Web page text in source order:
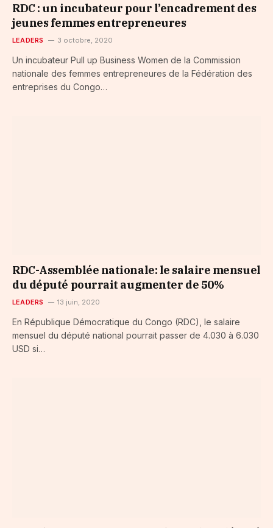
RDC : un incubateur pour l’encadrement des
jeunes femmes entrepreneures
LEADERS 3 octobre, 2020
Un incubateur Pull up Business Women de la Commission
nationale des femmes entrepreneures de la Fédération des
entreprises du Congo…
RDC-Assemblée nationale: le salaire mensuel
du député pourrait augmenter de 50%
LEADERS 13 juin, 2020
En République Démocratique du Congo (RDC), le salaire
mensuel du député national pourrait passer de 4.030 à 6.030
USD si…